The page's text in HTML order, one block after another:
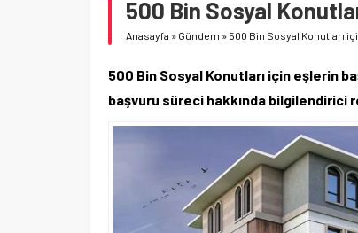
500 Bin Sosyal
Anasayfa » Gündem » 500 Bin Sosyal Konutları
500 Bin Sosyal Konutları için eşlerin
başvuru süreci hakkında bilgilendirici